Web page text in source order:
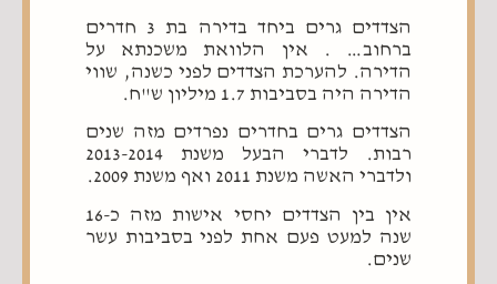
הצדדים גרים ביחד בדירה בת 3 חדרים
ברחוב… . אין הלוואת משכנתא על
הדירה. להערכת הצדדים לפני כשנה, שווי
הדירה היה בסביבות 1.7 מיליון ש"ח.
הצדדים גרים בחדרים נפרדים מזה שנים
רבות. לדברי הבעל משנת 2013-2014
ולדברי האשה משנת 2011 ואף משנת 2009.
אין בין הצדדים יחסי אישות מזה כ-16
שנה למעט פעם אחת לפני בסביבות עשר
שנים.